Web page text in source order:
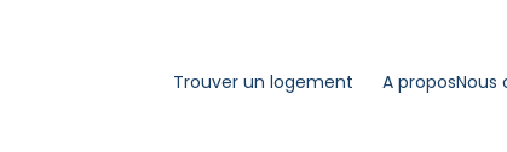
Trouver un logement A proposNous